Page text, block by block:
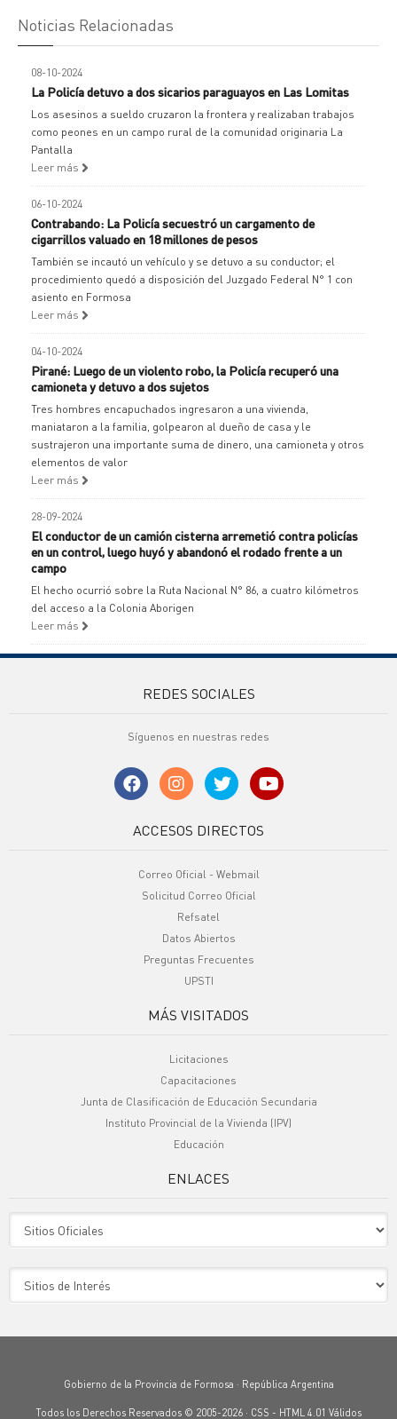
Noticias Relacionadas
08-10-2024
La Policía detuvo a dos sicarios paraguayos en Las Lomitas
Los asesinos a sueldo cruzaron la frontera y realizaban trabajos
como peones en un campo rural de la comunidad originaria La
Pantalla
Leer más
06-10-2024
Contrabando: La Policía secuestró un cargamento de
cigarrillos valuado en 18 millones de pesos
También se incautó un vehículo y se detuvo a su conductor; el
procedimiento quedó a disposición del Juzgado Federal N° 1 con
asiento en Formosa
Leer más
04-10-2024
Pirané: Luego de un violento robo, la Policía recuperó una
camioneta y detuvo a dos sujetos
Tres hombres encapuchados ingresaron a una vivienda,
maniataron a la familia, golpearon al dueño de casa y le
sustrajeron una importante suma de dinero, una camioneta y otros
elementos de valor
Leer más
28-09-2024
El conductor de un camión cisterna arremetió contra policías
en un control, luego huyó y abandonó el rodado frente a un
campo
El hecho ocurrió sobre la Ruta Nacional N° 86, a cuatro kilómetros
del acceso a la Colonia Aborigen
Leer más
REDES SOCIALES
Síguenos en nuestras redes
ACCESOS DIRECTOS
Correo Oficial - Webmail
Solicitud Correo Oficial
Refsatel
Datos Abiertos
Preguntas Frecuentes
UPSTI
MÁS VISITADOS
Licitaciones
Capacitaciones
Junta de Clasificación de Educación Secundaria
Instituto Provincial de la Vivienda (IPV)
Educación
ENLACES
Gobierno de la Provincia de Formosa · República Argentina
Todos los Derechos Reservados © 2005-2026 · CSS - HTML 4.01 Válidos